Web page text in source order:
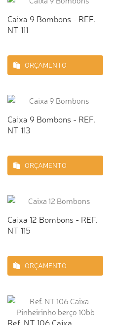
Caixa 9 Bombons - REF.
NT 111
ORÇAMENTO
Caixa 9 Bombons - REF.
NT 113
ORÇAMENTO
Caixa 12 Bombons - REF.
NT 115
ORÇAMENTO
Ref. NT 106 Caixa